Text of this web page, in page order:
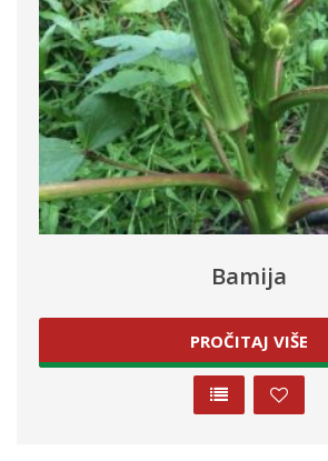
Bamija
PROČITAJ VIŠE